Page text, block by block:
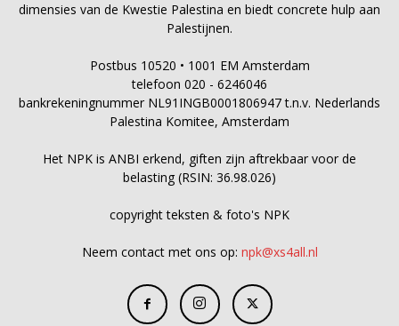
dimensies van de Kwestie Palestina en biedt concrete hulp aan
Palestijnen.
Postbus 10520 • 1001 EM Amsterdam
telefoon 020 - 6246046
bankrekeningnummer NL91INGB0001806947 t.n.v. Nederlands
Palestina Komitee, Amsterdam
Het NPK is ANBI erkend, giften zijn aftrekbaar voor de
belasting (RSIN: 36.98.026)
copyright teksten & foto's NPK
Neem contact met ons op: npk@xs4all.nl